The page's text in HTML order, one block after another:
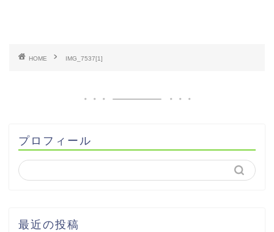
HOME IMG_7537[1]
プロフィール
最近の投稿